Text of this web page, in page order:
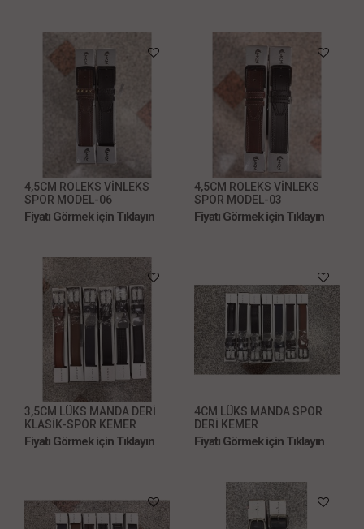
4,5CM ROLEKS VİNLEKS
SPOR MODEL-06
Fiyatı Görmek için Tıklayın
4,5CM ROLEKS VİNLEKS
SPOR MODEL-03
Fiyatı Görmek için Tıklayın
3,5CM LÜKS MANDA DERİ
KLASİK-SPOR KEMER
Fiyatı Görmek için Tıklayın
4CM LÜKS MANDA SPOR
DERİ KEMER
Fiyatı Görmek için Tıklayın